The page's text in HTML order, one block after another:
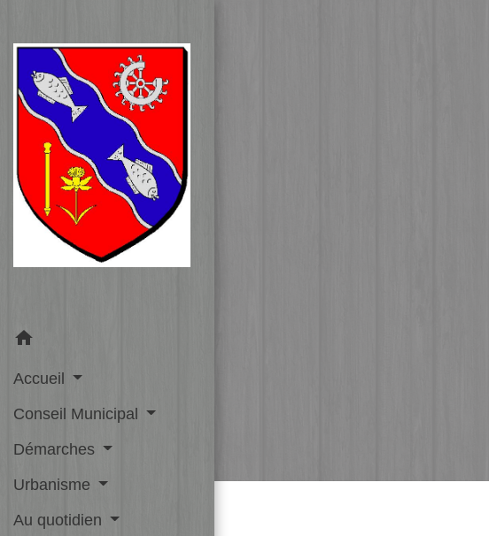
home
Accueil
Conseil Municipal
Démarches
Urbanisme
Au quotidien